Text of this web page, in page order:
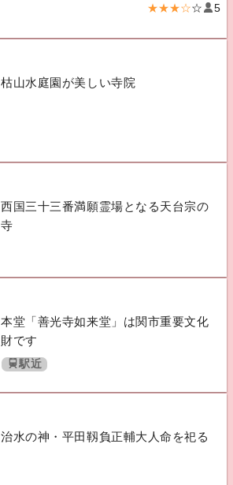
★★★☆☆ 5
枯山水庭園が美しい寺院
西国三十三番満願霊場となる天台宗の
寺
本堂「善光寺如来堂」は関市重要文化
財です
駅近
治水の神・平田靱負正輔大人命を祀る